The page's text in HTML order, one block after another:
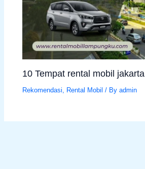
10 Tempat rental mobil jakarta
Rekomendasi, Rental Mobil / Byadmin